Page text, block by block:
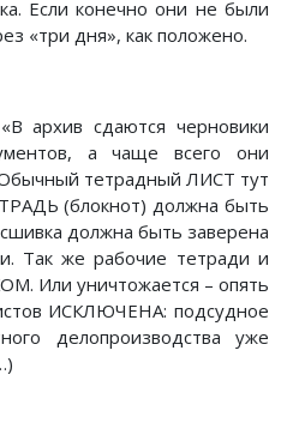
Если конечно они не были
«три дня», как положено.
архив сдаются черновики
а чаще всего они
тетрадный ЛИСТ тут
(блокнот) должна быть
должна быть заверена
Так же рабочие тетради и
Или уничтожается – опять
ИСКЛЮЧЕНА: подсудное
делопроизводства уже